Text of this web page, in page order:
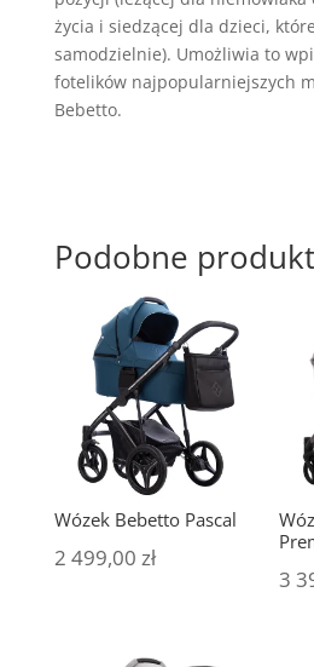
życia i siedzącej dla dzieci,
samodzielnie). Umożliwia to
fotelików najpopularniejszych
Bebetto.
Podobne
Wózek Bebetto Pascal
2 499,00 zł
3